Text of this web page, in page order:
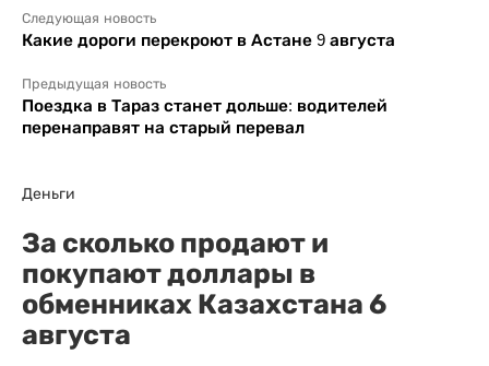
Следующая новость
Какие дороги перекроют в Астане 9 августа
Предыдущая новость
Поездка в Тараз станет дольше: водителей
перенаправят на старый перевал
Деньги
За сколько продают и
покупают доллары в
обменниках Казахстана 6
августа